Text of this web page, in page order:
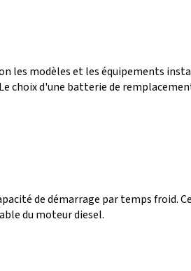
les modèles et les équipements
d'une batterie de
de démarrage par temps froid.
du moteur diesel.